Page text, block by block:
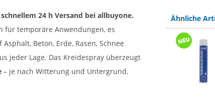
24 h Versand bei allbuyone.
für temporäre Anwendungen, es
Beton, Erde, Rasen, Schnee
jeder Lage. Das Kreidespray überzeugt
– je nach Witterung und Untergrund.
Ähnliche